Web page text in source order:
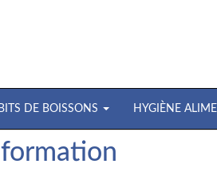
DE BOISSONS HYGIÈNE